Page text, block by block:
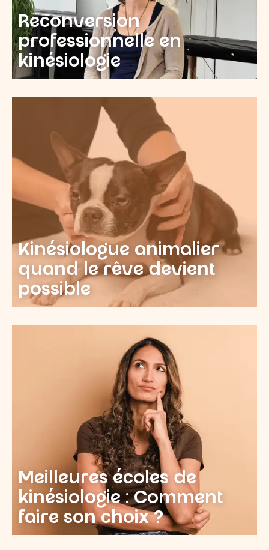
Reconversion
professionnelle en
kinésiologie
Kinésiologue animalier
quand le rêve devient
possible
Meilleures écoles de
kinésiologie : Comment
faire son choix ?